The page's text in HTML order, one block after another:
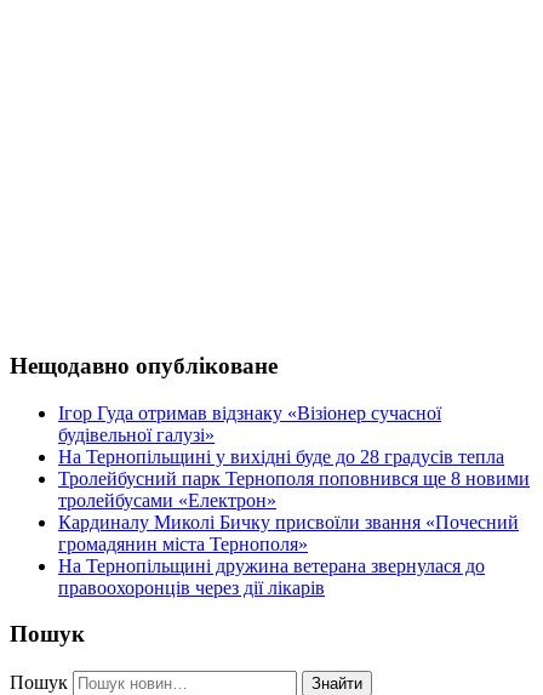
Нещодавно опубліковане
Ігор Гуда отримав відзнаку «Візіонер сучасної
будівельної галузі»
На Тернопільщині у вихідні буде до 28 градусів тепла
Тролейбусний парк Тернополя поповнився ще 8 новими
тролейбусами «Електрон»
Кардиналу Миколі Бичку присвоїли звання «Почесний
громадянин міста Тернополя»
На Тернопільщині дружина ветерана звернулася до
правоохоронців через дії лікарів
Пошук
Пошук Знайти